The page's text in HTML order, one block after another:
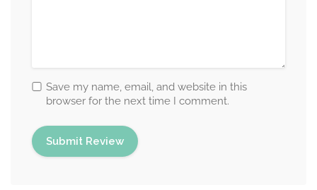
Save my name, email, and website in this
browser for the next time I comment.